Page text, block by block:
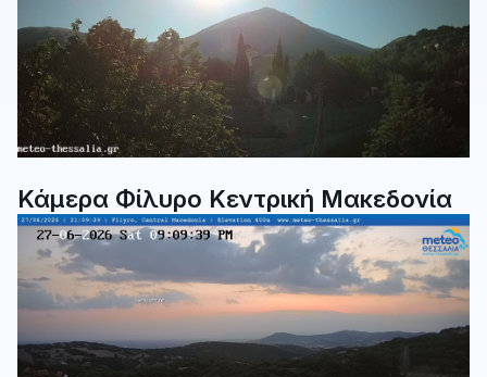
Κάμερα Φίλυρο Κεντρική Μακεδονία